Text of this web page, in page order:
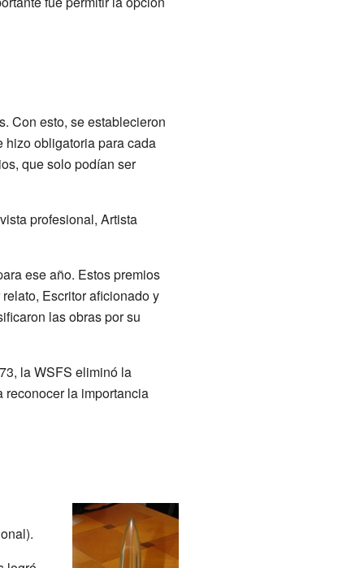
Con esto, se establecieron
hizo obligatoria para cada
que solo podían ser
profesional, Artista
ese año. Estos premios
Escritor aficionado y
las obras por su
la WSFS eliminó la
reconocer la importancia